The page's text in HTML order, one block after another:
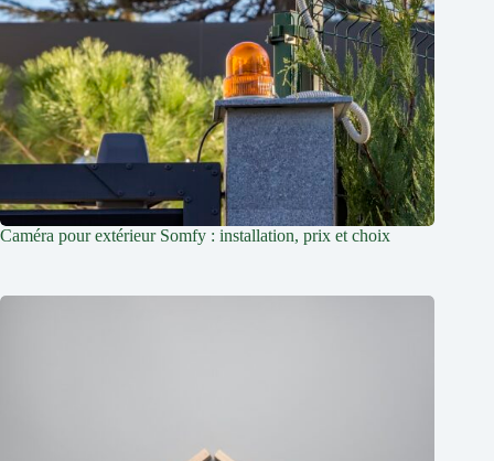
Caméra pour extérieur Somfy : installation, prix et choix